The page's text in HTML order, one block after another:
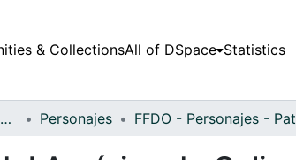
& CollectionsAll of DSpace Statistics
Fondo Fotográfico Diario Occidente Personajes